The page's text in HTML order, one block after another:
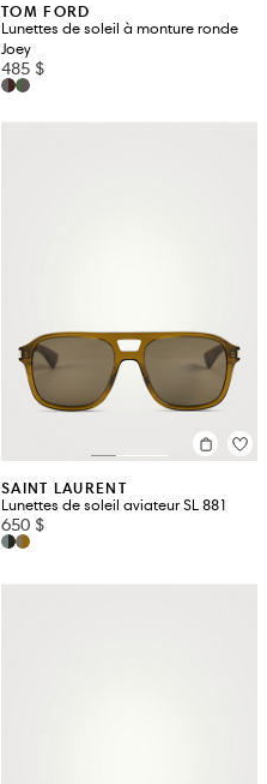
TOM FORD
Lunettes de soleil à monture ronde
Joey
485 $
SAINT LAURENT
Lunettes de soleil aviateur SL 881
650 $